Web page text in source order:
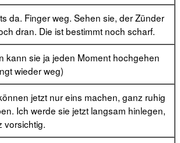
da. Finger weg. Sehen sie, der Zünder
dran. Die ist bestimmt noch scharf.
kann sie ja jeden Moment hochgehen
wieder weg)
jetzt nur eins machen, ganz ruhig
Ich werde sie jetzt langsam hinlegen,
vorsichtig.